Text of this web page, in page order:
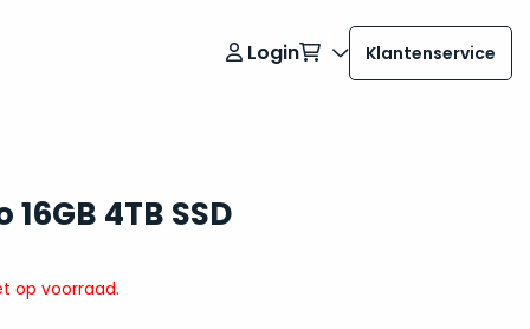
Login Klantenservice
4TB SSD
op voorraad.